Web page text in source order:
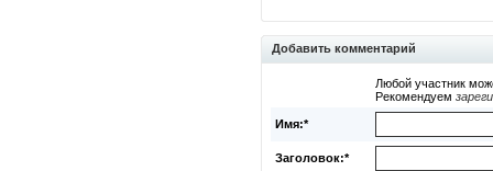
Добавить комментарий
Любой участник
Рекомендуем
Имя:*
Заголовок:*